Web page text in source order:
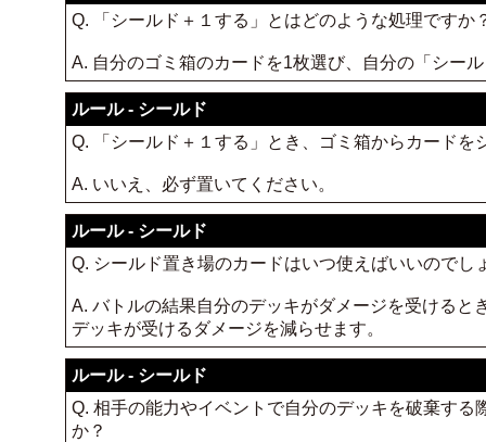
Q. 「シールド＋１する」とはどのような処理ですか
A. 自分のゴミ箱のカードを1枚選び、自分の「シー
ルール - シールド
Q. 「シールド＋１する」とき、ゴミ箱からカード
A. いいえ、必ず置いてください。
ルール - シールド
Q. シールド置き場のカードはいつ使えばいいのでし
A. バトルの結果自分のデッキがダメージを受ける
デッキが受けるダメージを減らせます。
ルール - シールド
Q. 相手の能力やイベントで自分のデッキを破棄す
か？